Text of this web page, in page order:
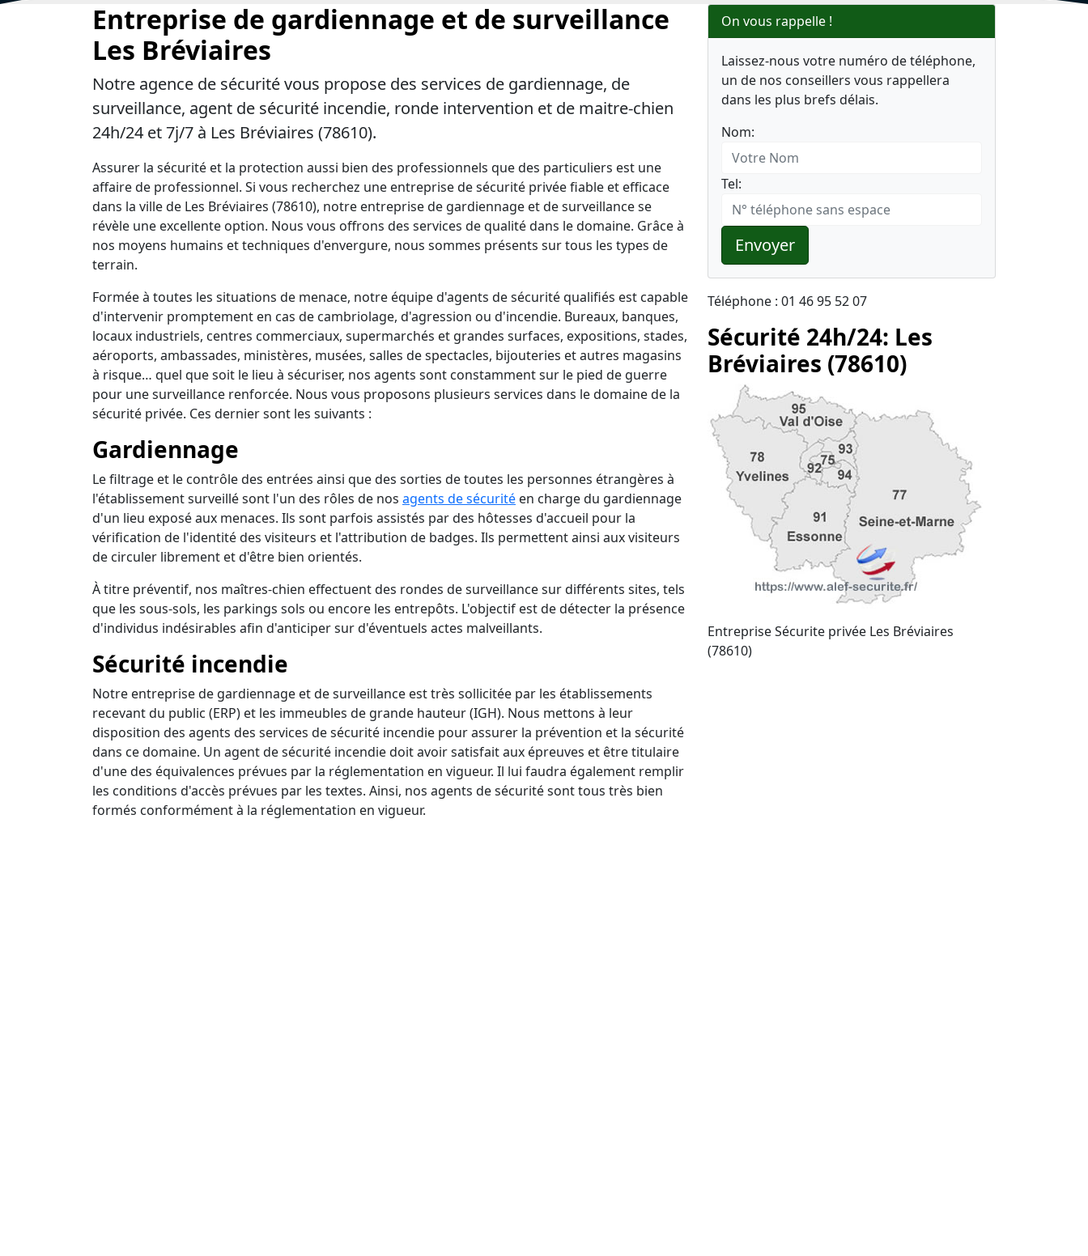
Entreprise de gardiennage et de surveillance
Les Bréviaires
Notre agence de sécurité vous propose des services de gardiennage, de
surveillance, agent de sécurité incendie, ronde intervention et de maitre-chien
24h/24 et 7j/7 à Les Bréviaires (78610).
Assurer la sécurité et la protection aussi bien des professionnels que des particuliers est une
affaire de professionnel. Si vous recherchez une entreprise de sécurité privée fiable et efficace
dans la ville de Les Bréviaires (78610), notre entreprise de gardiennage et de surveillance se
révèle une excellente option. Nous vous offrons des services de qualité dans le domaine. Grâce à
nos moyens humains et techniques d'envergure, nous sommes présents sur tous les types de
terrain.
Formée à toutes les situations de menace, notre équipe d'agents de sécurité qualifiés est capable
d'intervenir promptement en cas de cambriolage, d'agression ou d'incendie. Bureaux, banques,
locaux industriels, centres commerciaux, supermarchés et grandes surfaces, expositions, stades,
aéroports, ambassades, ministères, musées, salles de spectacles, bijouteries et autres magasins
à risque… quel que soit le lieu à sécuriser, nos agents sont constamment sur le pied de guerre
pour une surveillance renforcée. Nous vous proposons plusieurs services dans le domaine de la
sécurité privée. Ces dernier sont les suivants :
Gardiennage
Le filtrage et le contrôle des entrées ainsi que des sorties de toutes les personnes étrangères à
l'établissement surveillé sont l'un des rôles de nos agents de sécurité en charge du gardiennage
d'un lieu exposé aux menaces. Ils sont parfois assistés par des hôtesses d'accueil pour la
vérification de l'identité des visiteurs et l'attribution de badges. Ils permettent ainsi aux visiteurs
de circuler librement et d'être bien orientés.
À titre préventif, nos maîtres-chien effectuent des rondes de surveillance sur différents sites, tels
que les sous-sols, les parkings sols ou encore les entrepôts. L'objectif est de détecter la présence
d'individus indésirables afin d'anticiper sur d'éventuels actes malveillants.
Sécurité incendie
Notre entreprise de gardiennage et de surveillance est très sollicitée par les établissements
recevant du public (ERP) et les immeubles de grande hauteur (IGH). Nous mettons à leur
disposition des agents des services de sécurité incendie pour assurer la prévention et la sécurité
dans ce domaine. Un agent de sécurité incendie doit avoir satisfait aux épreuves et être titulaire
d'une des équivalences prévues par la réglementation en vigueur. Il lui faudra également remplir
les conditions d'accès prévues par les textes. Ainsi, nos agents de sécurité sont tous très bien
formés conformément à la réglementation en vigueur.
On vous rappelle !
Laissez-nous votre numéro de téléphone,
un de nos conseillers vous rappellera
dans les plus brefs délais.
Nom:
Tel:
Envoyer
Téléphone : 01 46 95 52 07
Sécurité 24h/24: Les
Bréviaires (78610)
Entreprise Sécurite privée Les Bréviaires
(78610)